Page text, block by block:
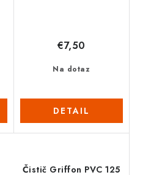
Na dotaz
€7,50
DETAIL
Čistič Griffon PVC 125